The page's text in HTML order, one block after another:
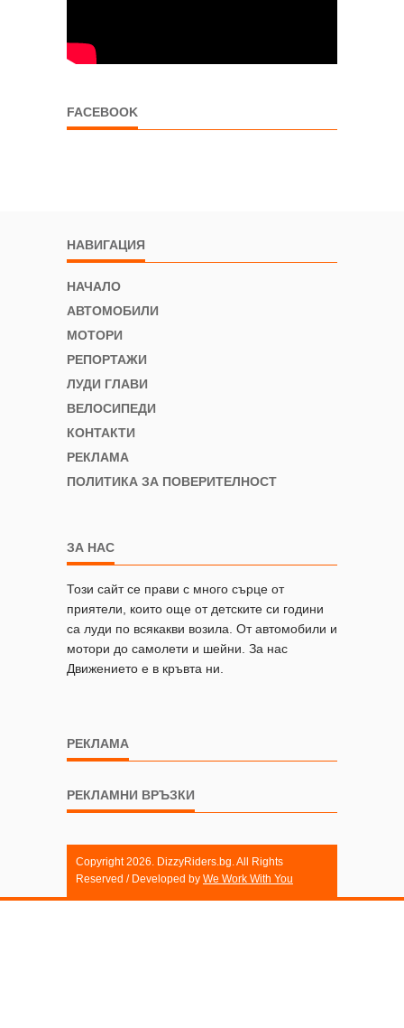
FACEBOOK
НАВИГАЦИЯ
НАЧАЛО
АВТОМОБИЛИ
МОТОРИ
РЕПОРТАЖИ
ЛУДИ ГЛАВИ
ВЕЛОСИПЕДИ
КОНТАКТИ
РЕКЛАМА
ПОЛИТИКА ЗА ПОВЕРИТЕЛНОСТ
ЗА НАС
Този сайт се прави с много сърце от
приятели, които още от детските си години
са луди по всякакви возила. От автомобили и
мотори до самолети и шейни. За нас
Движението е в кръвта ни.
РЕКЛАМА
РЕКЛАМНИ ВРЪЗКИ
Copyright 2026. DizzyRiders.bg. All Rights
Reserved / Developed by We Work With You